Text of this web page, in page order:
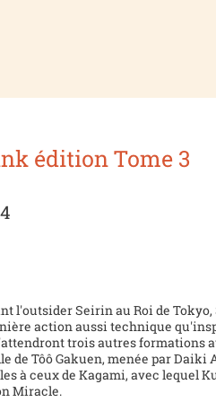
édition Tome 3
l'outsider Seirin au Roi de
action aussi technique
trois autres formations
de Tôô Gakuen, menée par Daiki
à ceux de Kagami, avec lequel
Miracle.